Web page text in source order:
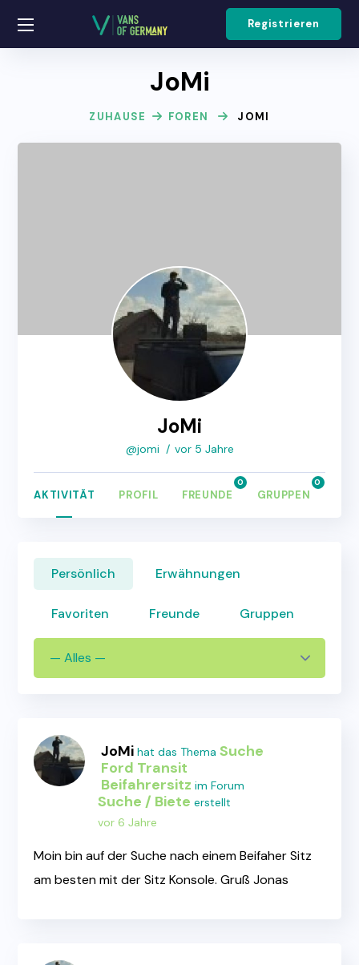
Registrieren
JoMi
ZUHAUSE FOREN JOMI
JoMi
@jomi vor 5 Jahre
AKTIVITÄT PROFIL FREUNDE
0
GRUPPEN
0
Persönlich Erwähnungen
Favoriten Freunde Gruppen
JoMi hat das ThemaSuche
Ford Transit
Beifahrersitz im Forum
Suche / Biete erstellt
vor 6 Jahre
Moin bin auf der Suche nach einem Beifaher Sitz
am besten mit der Sitz Konsole. Gruß Jonas